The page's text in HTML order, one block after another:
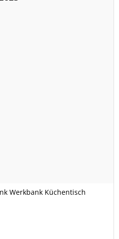
Werkbank Küchentisch